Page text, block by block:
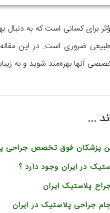
برای کسانی است که به دنبال
ضروری است. در این مقاله
آنها بهره‌مند شوید و به
...
در ایران وجود دارد ؟
پلاستیک ایران
جراحی پلاستیک در ایران